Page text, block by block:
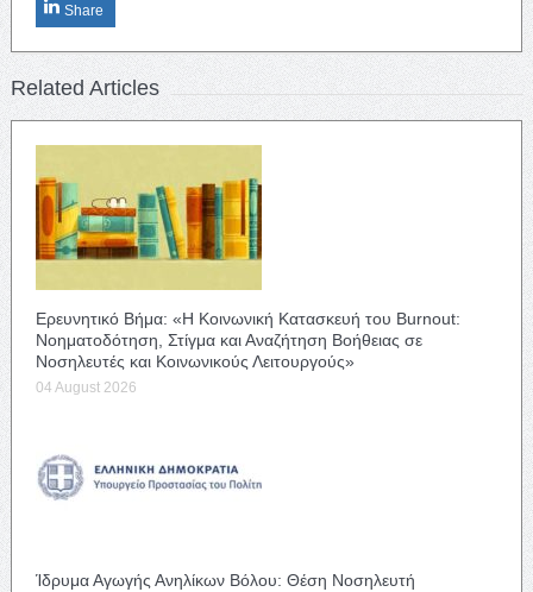
Share
Related Articles
Ερευνητικό Βήμα: «Η Κοινωνική Κατασκευή του Burnout:
Νοηματοδότηση, Στίγμα και Αναζήτηση Βοήθειας σε
Νοσηλευτές και Κοινωνικούς Λειτουργούς»
04 August 2026
Ίδρυμα Αγωγής Ανηλίκων Βόλου: Θέση Νοσηλευτή